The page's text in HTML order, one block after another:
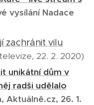
vysílání Nadace
zachránit vilu
22. 2. 2020)
unikátní dům v
radši udělalo
Aktuálně.cz, 26. 1.